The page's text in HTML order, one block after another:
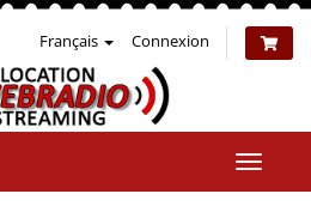
Français Connexion
la